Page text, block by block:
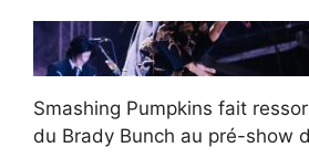
Smashing Pumpkins fait
du Brady Bunch au pré-show